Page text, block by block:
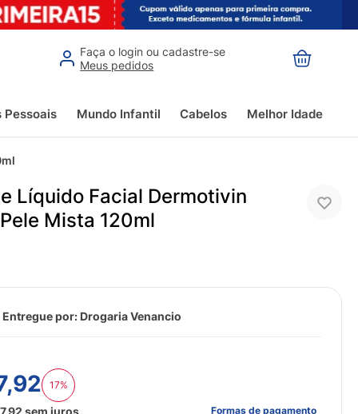
Faça o login ou cadastre-se
Meus pedidos
Pessoais Mundo Infantil Cabelos Melhor Idade
Líquido Facial Dermotivin
Mista 120ml
Entregue por: Drogaria Venancio
,92 17%
Formas de pagamento